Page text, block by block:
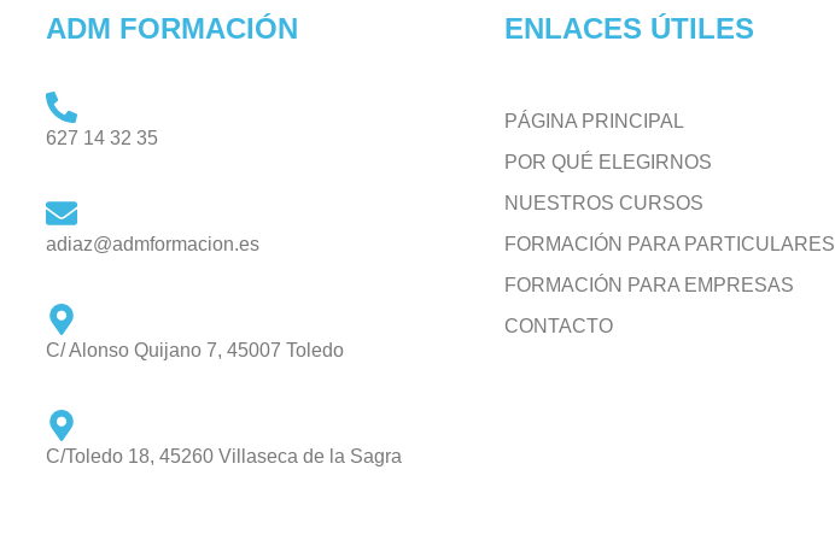
ADM FORMACIÓN
627 14 32 35
adiaz@admformacion.es
C/ Alonso Quijano 7, 45007 Toledo
C/Toledo 18, 45260 Villaseca de la Sagra
ENLACES ÚTILES
PÁGINA PRINCIPAL
POR QUÉ ELEGIRNOS
NUESTROS CURSOS
FORMACIÓN PARA PARTICULARES
FORMACIÓN PARA EMPRESAS
CONTACTO